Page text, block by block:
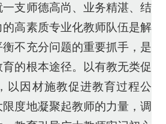
支师德高尚、业务精湛、结
高素质专业化教师队伍是解
不充分问题的重要抓手，是
的根本途径。以有教无类促
以因材施教促进教育过程公
度地凝聚起教师的力量，调